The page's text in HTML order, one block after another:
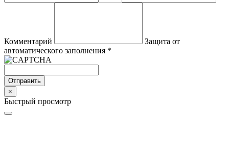
Комментарий
Защита от
автоматического заполнения *
Отправить
×
Быстрый просмотр